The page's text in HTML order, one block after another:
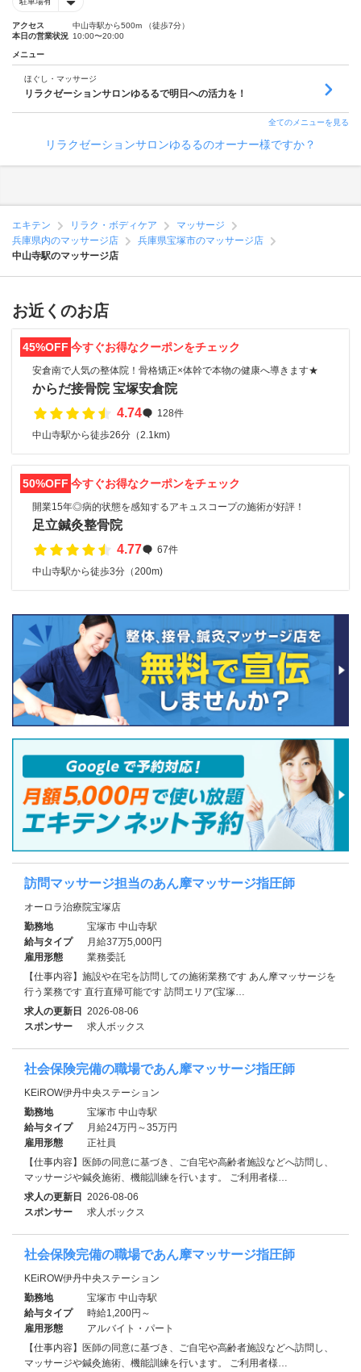
アクセス
中山寺駅から500m （徒歩7分）
本日の営業状況 10:00〜20:00
メニュー
ほぐし・マッサージ
リラクゼーションサロンゆるるで明日への活力を！
全てのメニューを見る
リラクゼーションサロンゆるるのオーナー様ですか？
エキテン リラク・ボディケア
マッサージ
兵庫県内のマッサージ店
兵庫県宝塚市のマッサージ店
中山寺駅のマッサージ店
お近くのお店
45%OFF 今すぐお得なクーポンをチェック
安倉南で人気の整体院！骨格矯正×体幹で本物の健康へ導きます★
からだ接骨院 宝塚安倉院
4.74
128件
中山寺駅から徒歩26分（2.1km)
50%OFF 今すぐお得なクーポンをチェック
開業15年◎病的状態を感知するアキュスコープの施術が好評！
足立鍼灸整骨院
4.77
67件
中山寺駅から徒歩3分（200m)
訪問マッサージ担当のあん摩マッサージ指圧師
オーロラ治療院宝塚店
勤務地
宝塚市 中山寺駅
給与タイプ
月給37万5,000円
雇用形態
業務委託
【仕事内容】施設や在宅を訪問しての施術業務です あん摩マッサージを
行う業務です 直行直帰可能です 訪問エリア(宝塚…
求人の更新日 2026-08-06
スポンサー
求人ボックス
社会保険完備の職場であん摩マッサージ指圧師
KEiROW伊丹中央ステーション
勤務地
宝塚市 中山寺駅
給与タイプ
月給24万円～35万円
雇用形態
正社員
【仕事内容】医師の同意に基づき、ご自宅や高齢者施設などへ訪問し、
マッサージや鍼灸施術、機能訓練を行います。 ご利用者様…
求人の更新日 2026-08-06
スポンサー
求人ボックス
社会保険完備の職場であん摩マッサージ指圧師
KEiROW伊丹中央ステーション
勤務地
宝塚市 中山寺駅
給与タイプ
時給1,200円～
雇用形態
アルバイト・パート
【仕事内容】医師の同意に基づき、ご自宅や高齢者施設などへ訪問し、
マッサージや鍼灸施術、機能訓練を行います。 ご利用者様…